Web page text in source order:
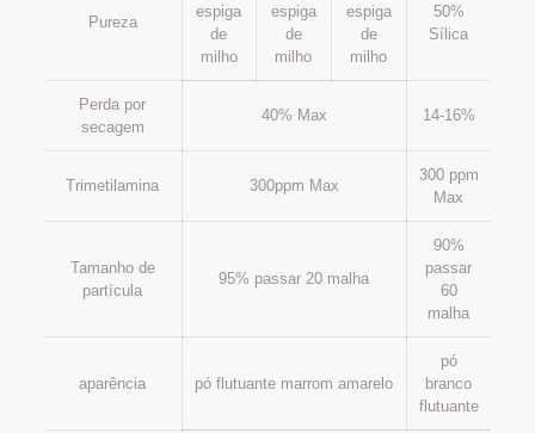
Pureza
espiga
de
milho
espiga
de
milho
espiga
de
milho
50%
Sílica
Perda por
secagem
40% Max 14-16%
Trimetilamina 300ppm Max
300 ppm
Max
Tamanho de
partícula
95% passar 20 malha
90%
passar
60
malha
aparência pó flutuante marrom amarelo
pó
branco
flutuante